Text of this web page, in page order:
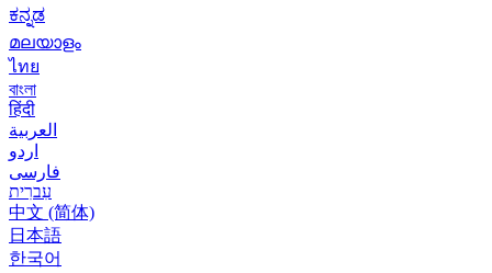
ಕನ್ನಡ
മലയാളം
ไทย
বাংলা
हिंदी
العربية
اردو
فارسی
עִברִית
中文 (简体)
日本語
한국어